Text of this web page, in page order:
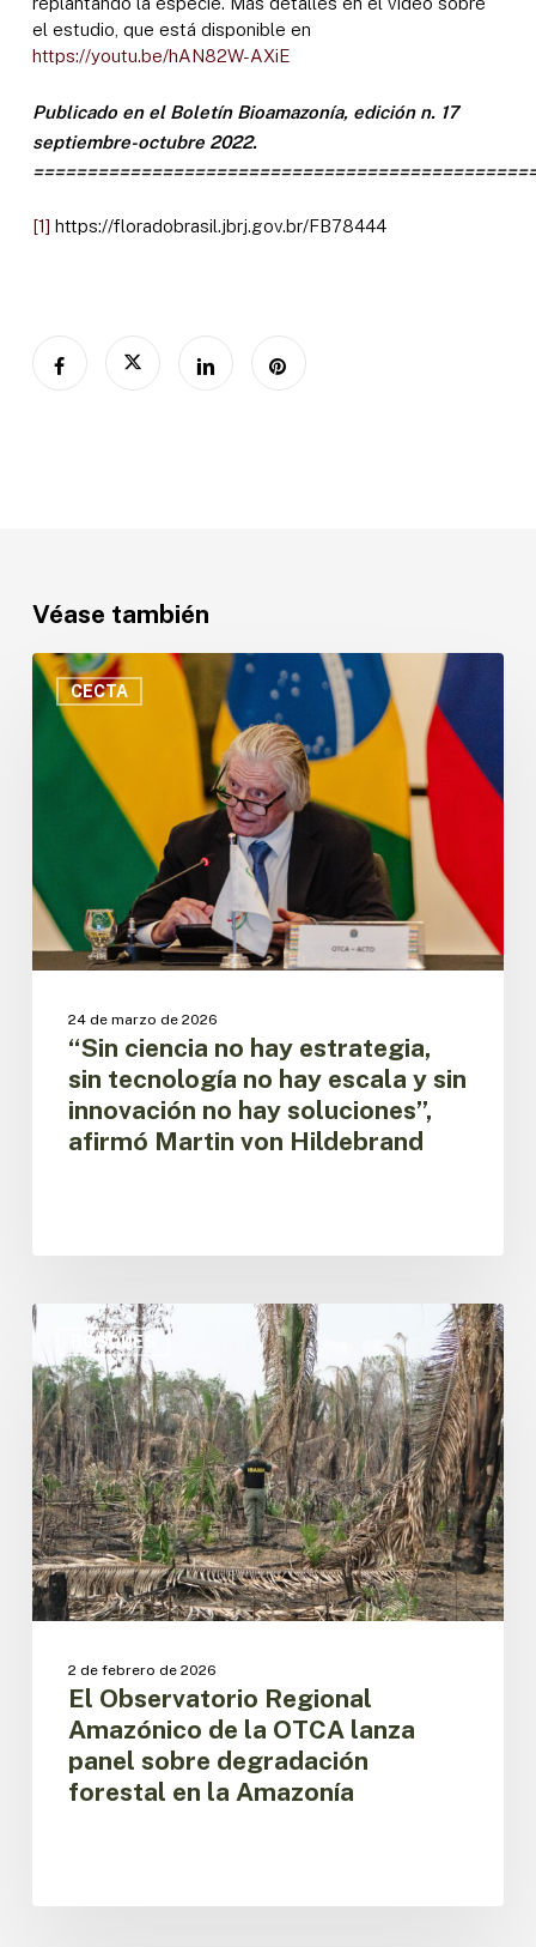
el estudio, que está disponible en
https://youtu.be/hAN82W-AXiE
Publicado en el Boletín Bioamazonía, edición n. 17
septiembre-octubre 2022.
[1] https://floradobrasil.jbrj.gov.br/FB78444
Véase también
CECTA
“Sin
ciencia
estrategia,
escala
sin
soluciones”,
afirmó
Martin
24 de marzo de 2026
“Sin ciencia no hay estrategia,
sin tecnología no hay escala y sin
innovación no hay soluciones”,
afirmó Martin von Hildebrand
BOSQUES
El
Observatorio
Regional
Amazónico
de
la
OTCA
lanza
panel
sobre
degradación
forestal
Amazonía
2 de febrero de 2026
El Observatorio Regional
Amazónico de la OTCA lanza
panel sobre degradación
forestal en la Amazonía